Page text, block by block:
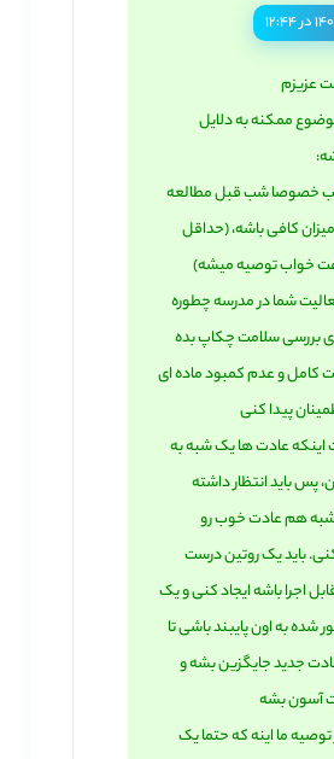
عزیزم
ممکنه به دلایل
خصوصا شب قبل مطالعه
میزان کافی باشه، (حداقل
بررسی سلامت چکاپ بده
کامل و عدم کمبود ماده ای
پیدا کنی
اینکه عادت ها یک شبه به
پس باید انتظار داشته
هم عادت خوب رو
باید یک روتین درست
اجرا باشه ایجاد کنی و یک
به اون پایبند باشی تا
جدید جایگزین بشه و
آسون بشه
توصیه ما اینه که حتما یک